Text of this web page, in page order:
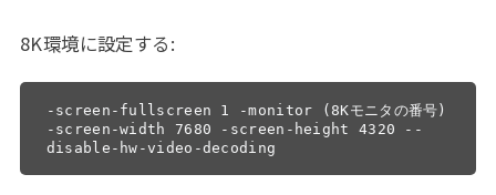
8K環境に設定する:
-screen-fullscreen 1 -monitor (8Kモニタの番号)
-screen-width 7680 -screen-height 4320 --
disable-hw-video-decoding